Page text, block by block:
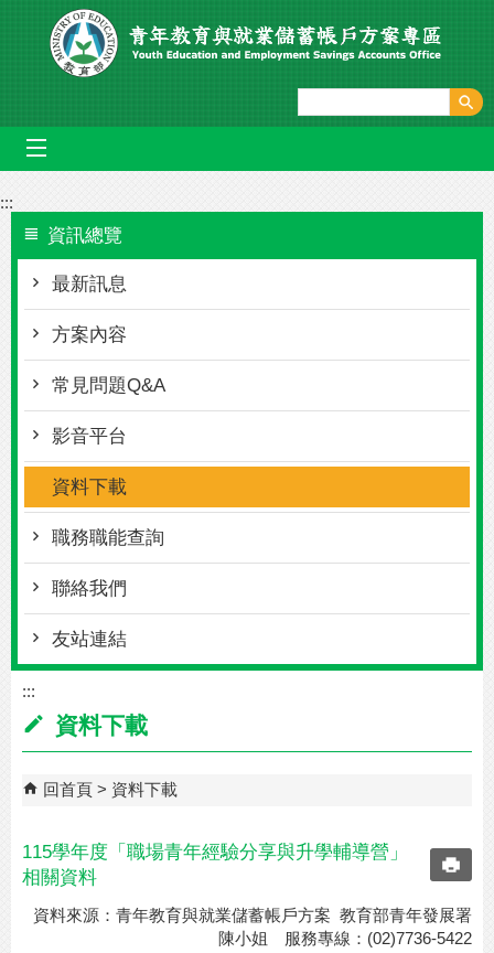
跳到主要內容區塊
:::
資訊總覽
最新訊息
方案內容
常見問題Q&A
影音平台
資料下載
職務職能查詢
聯絡我們
友站連結
:::
資料下載
回首頁 資料下載
115學年度「職場青年經驗分享與升學輔導營」
相關資料
資料來源：青年教育與就業儲蓄帳戶方案 教育部青年發展署
陳小姐 服務專線：(02)7736-5422